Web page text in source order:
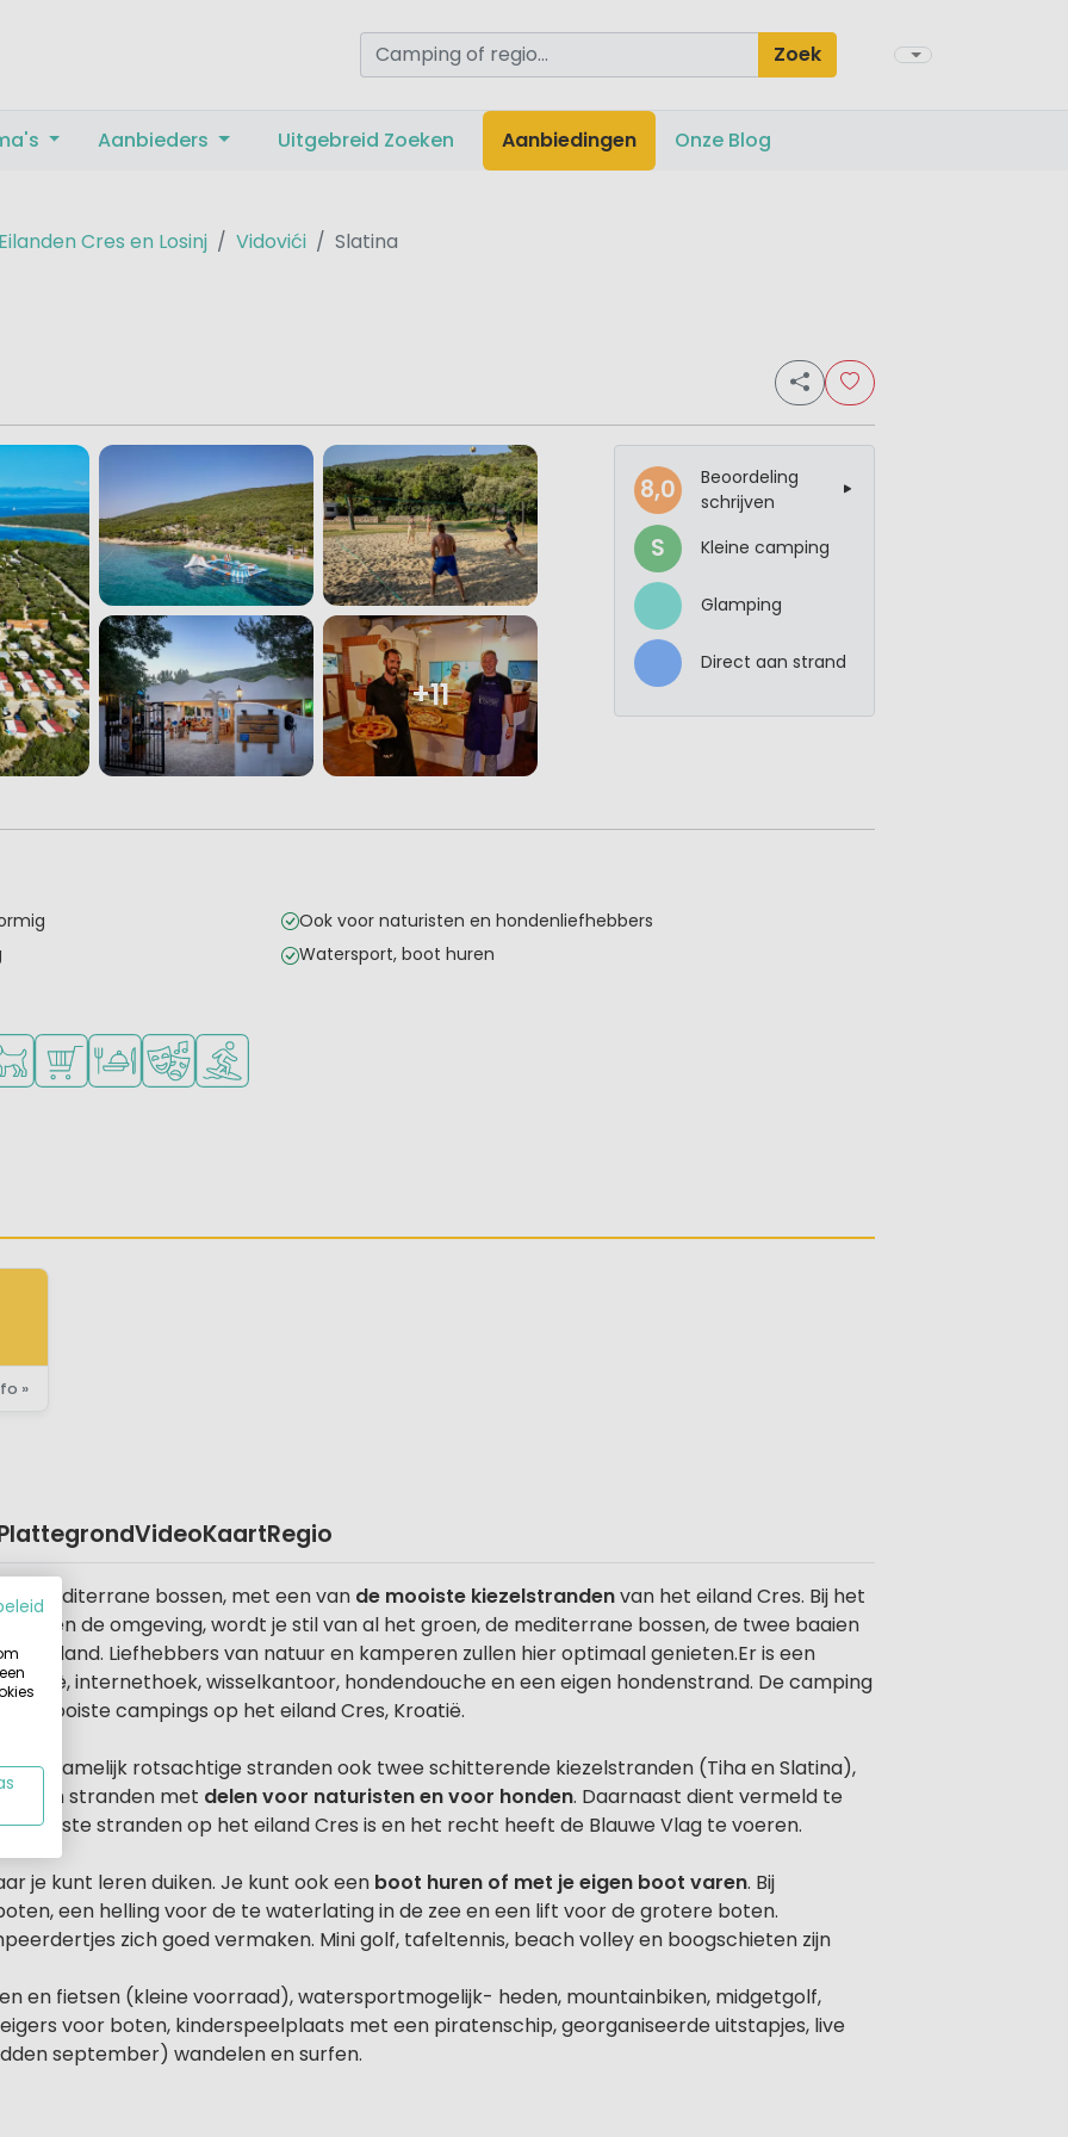
Zoek
Aanbieders Uitgebreid Zoeken Aanbiedingen Onze Blog
Eilanden Cres en Losinj Vidovići Slatina
+11
8,0
Beoordeling
schrijven
S Kleine camping
Glamping
Direct aan strand
Ook voor naturisten en hondenliefhebbers
Watersport, boot huren
kinderen
om te sporten
toegestaan
Campingwinkel/Supermarkt
Restaurant of pizzeria
Animatieprogramma
Watersportfaciliteiten
»
VideoKaartRegio
mediterrane bossen, met een van de mooiste kiezelstrandenvan het eiland Cres. Bij het
en de omgeving, wordt je stil van al het groen, de mediterrane bossen, de twee baaien
eiland. Liefhebbers van natuur en kamperen zullen hier optimaal genieten.Er is een
cafè, internethoek, wisselkantoor, hondendouche en een eigen hondenstrand. De camping
de mooiste campings op het eiland Cres, Kroatië.
rotsachtige stranden ook twee schitterende kiezelstranden (Tiha en Slatina),
en stranden met delen voor naturisten en voor honden. Daarnaast dient vermeld te
mooiste stranden op het eiland Cres is en het recht heeft de Blauwe Vlag te voeren.
je kunt leren duiken. Je kunt ook een boot huren of met je eigen boot varen. Bij
een helling voor de te waterlating in de zee en een lift voor de grotere boten.
zich goed vermaken. Mini golf, tafeltennis, beach volley en boogschieten zijn
en fietsen (kleine voorraad), watersportmogelijk- heden, mountainbiken, midgetgolf,
voor boten, kinderspeelplaats met een piratenschip, georganiseerde uitstapjes, live
september) wandelen en surfen.